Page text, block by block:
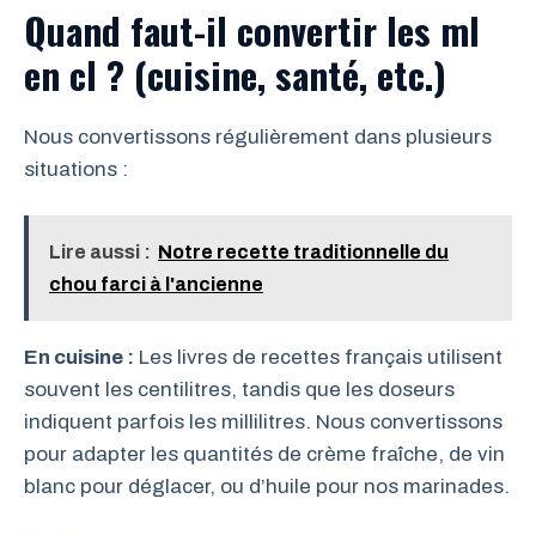
Quand faut-il convertir les ml
en cl ? (cuisine, santé, etc.)
Nous convertissons régulièrement dans plusieurs
situations :
Lire aussi : Notre recette traditionnelle du
chou farci à l'ancienne
En cuisine : Les livres de recettes français utilisent
souvent les centilitres, tandis que les doseurs
indiquent parfois les millilitres. Nous convertissons
pour adapter les quantités de crème fraîche, de vin
blanc pour déglacer, ou d’huile pour nos marinades.